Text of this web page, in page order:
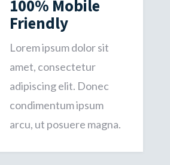
100% Mobile
Friendly
Lorem ipsum dolor sit
amet, consectetur
adipiscing elit. Donec
condimentum ipsum
arcu, ut posuere magna.